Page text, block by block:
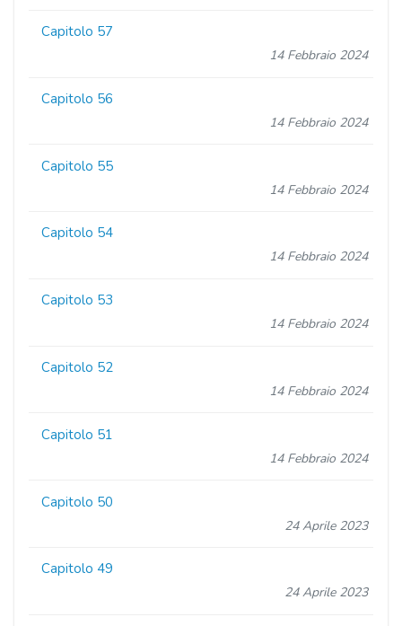
Capitolo 57
14 Febbraio 2024
Capitolo 56
14 Febbraio 2024
Capitolo 55
14 Febbraio 2024
Capitolo 54
14 Febbraio 2024
Capitolo 53
14 Febbraio 2024
Capitolo 52
14 Febbraio 2024
Capitolo 51
14 Febbraio 2024
Capitolo 50
24 Aprile 2023
Capitolo 49
24 Aprile 2023